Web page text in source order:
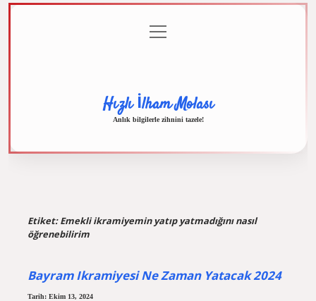
menüyü
aç
Hızlı İlham Molası
Anlık bilgilerle zihnini tazele!
Etiket:Emekli ikramiyemin yatıp yatmadığını nasıl
öğrenebilirim
Bayram Ikramiyesi Ne Zaman Yatacak 2024
Tarih: Ekim 13, 2024